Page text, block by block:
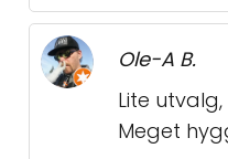
Ole-A B.
Lite
Meget